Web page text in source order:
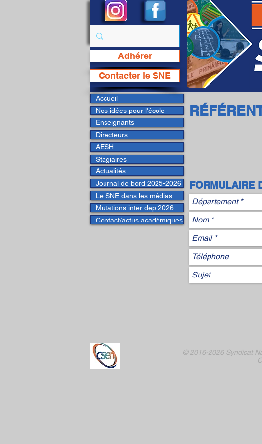
Adhérer
Contacter le SNE
FORMULAIRE
Page Facebook du SNE
Accueil
Nos idées pour l'école
Enseignants
Directeurs
AESH
Stagiaires
Actualités
Journal de bord 2025-2026
Le SNE dans les médias
Mutations inter dep 2026
Contact/actus académiques
© 2016-2026 Syndicat